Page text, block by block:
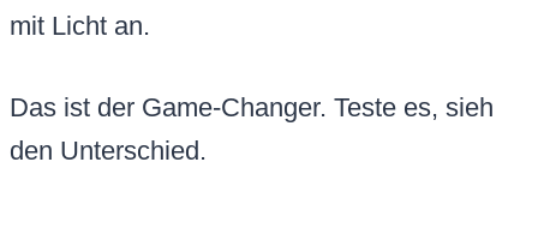
mit Licht an.
Das ist der Game-Changer. Teste es, sieh
den Unterschied.